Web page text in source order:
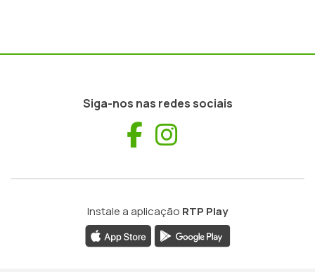
Siga-nos nas redes sociais
Facebook
Instale a aplicação RTP Play